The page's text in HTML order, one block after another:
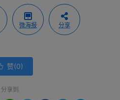
微海报 分享
赞(0)
分享到